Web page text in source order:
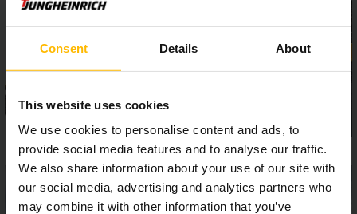
Consent Details About
This website uses cookies
We use cookies to personalise content and ads, to
provide social media features and to analyse our traffic.
We also share information about your use of our site with
our social media, advertising and analytics partners who
may combine it with other information that you’ve
výbavy zaručujú bezpečnú a efektívnu prácu, a to aj v
extrémnych podmienkach. Ergonomicky vyspelé modely EFG
série 5 sú skutočnými silákmi na náročné používanie.